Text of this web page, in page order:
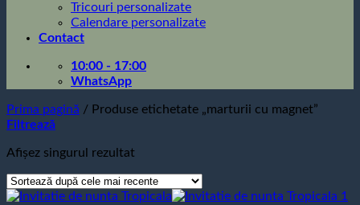
Tricouri personalizate
Calendare personalizate
Contact
10:00 - 17:00
WhatsApp
Prima pagină / Produse etichetate „marturii cu magnet”
Filtrează
Afișez singurul rezultat